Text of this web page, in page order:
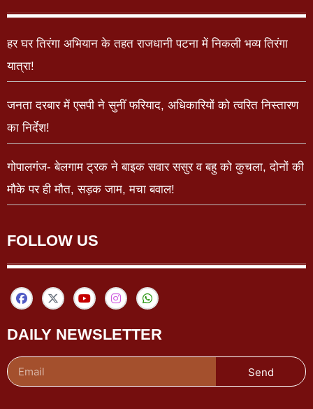
हर घर तिरंगा अभियान के तहत राजधानी पटना में निकली भव्य तिरंगा
यात्रा!
जनता दरबार में एसपी ने सुनीं फरियाद, अधिकारियों को त्वरित निस्तारण
का निर्देश!
गोपालगंज- बेलगाम ट्रक ने बाइक सवार ससुर व बहु को कुचला, दोनों की
मौके पर ही मौत, सड़क जाम, मचा बवाल!
FOLLOW US
DAILY NEWSLETTER
Send